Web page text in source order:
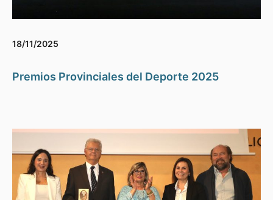
18/11/2025
Premios Provinciales del Deporte 2025